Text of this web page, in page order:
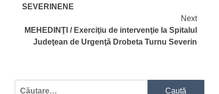
SEVERINENE
Next
MEHEDINŢI / Exerciţiu de intervenţie la Spitalul
Judeţean de Urgenţă Drobeta Turnu Severin